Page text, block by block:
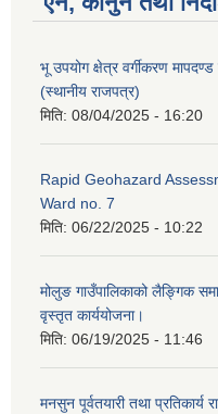
भू उपयोग क्षेत्र वर्गीकरण
(स्थानीय राजपत्र)
मिति: 08/04/2025 - 16:20
Rapid Geohazard
Ward no. 7
मिति: 06/22/2025 - 10:22
मोलुङ गाउँपालिकाको लैङ्गिक
वृस्तृत कार्ययोजना।
मिति: 06/19/2025 - 11:46
मनसुन पूर्वतयारी तथा प्रतिकार्य